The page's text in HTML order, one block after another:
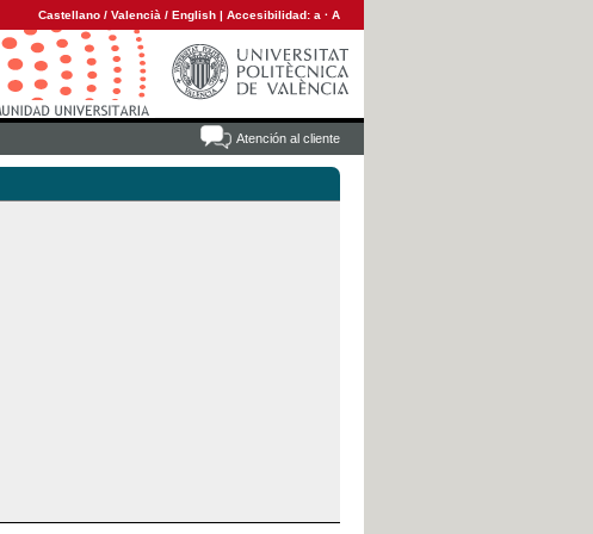
Castellano / Valencià / English | Accesibilidad: a · A
Atención al cliente